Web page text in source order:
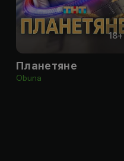
18+
Планетяне
Obuna